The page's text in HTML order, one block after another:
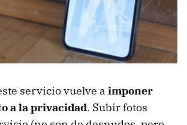
servicio vuelve a imponer
a la privacidad. Subir fotos